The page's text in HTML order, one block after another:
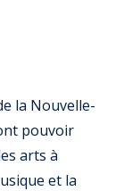
la Nouvelle-
pouvoir
arts à
et la